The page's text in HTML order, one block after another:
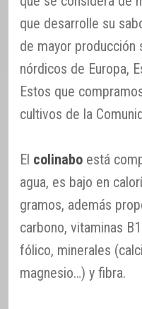
que desarrolle su
de mayor producción
nórdicos de Europa,
Estos que
cultivos de la
El colinabo está
agua, es bajo en
gramos, además
carbono, vitaminas
fólico, minerales
magnesio…) y fibra.